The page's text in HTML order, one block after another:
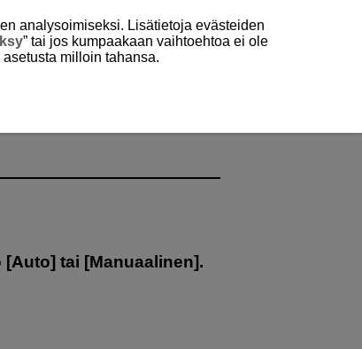
[Auto] tai [Manuaalinen].
analysoimiseksi. Lisätietoja evästeiden
” tai jos kumpaakaan vaihtoehtoa ei ole
milloin tahansa.